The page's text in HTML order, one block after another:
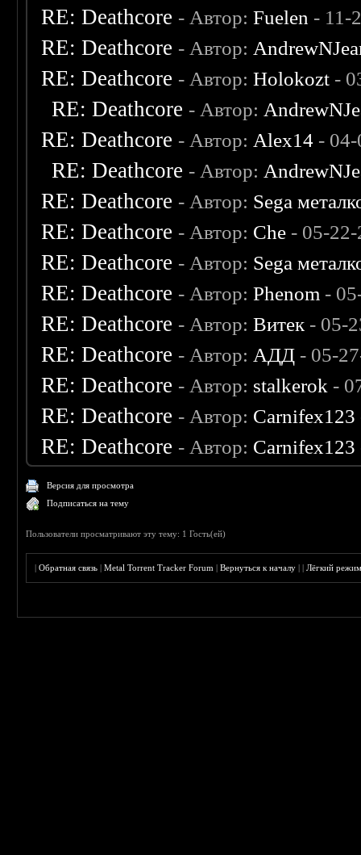
RE: Deathcore - Автор:Fuelen - 11-
RE: Deathcore - Автор:
RE: Deathcore - Автор:Holokozt -
RE: Deathcore - Автор:
RE: Deathcore - Автор: Alex14 -
RE: Deathcore - Автор:
RE: Deathcore - Автор: Sega
RE: Deathcore - Автор: Che - 05-
RE: Deathcore - Автор: Sega
RE: Deathcore - Автор:Phenom -
RE: Deathcore - Автор:Витек - 05-
RE: Deathcore - Автор: АДД - 05-
RE: Deathcore - Автор: stalkerok -
RE: Deathcore - Автор: Carnifex123
RE: Deathcore - Автор: Carnifex123
Версия для просмотра
Подписаться на тему
Пользователи просматривают эту тему: 1 Гость(ей)
|Обратная связь |Metal Torrent Tracker Forum |Вернуться к началу ||Лёгкий